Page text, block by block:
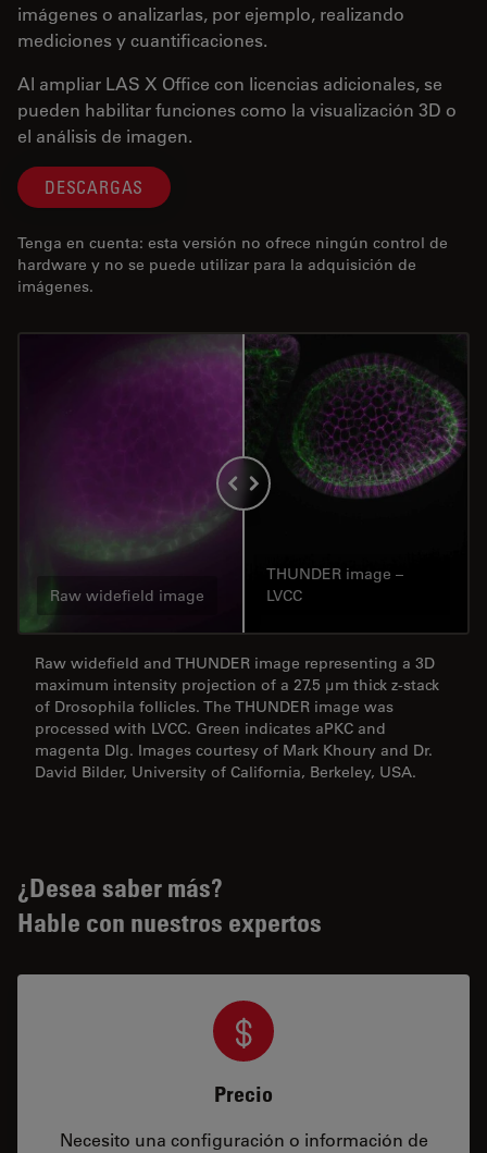
imágenes o analizarlas, por ejemplo, realizando
mediciones y cuantificaciones.
Al ampliar LAS X Office con licencias adicionales, se
pueden habilitar funciones como la visualización 3D o
el análisis de imagen.
DESCARGAS
Tenga en cuenta: esta versión no ofrece ningún control de
hardware y no se puede utilizar para la adquisición de
imágenes.
Raw widefield image
THUNDER image –
LVCC
Raw widefield and THUNDER image representing a 3D
maximum intensity projection of a 27.5 μm thick z-stack
of Drosophila follicles. The THUNDER image was
processed with LVCC. Green indicates aPKC and
magenta Dlg. Images courtesy of Mark Khoury and Dr.
David Bilder, University of California, Berkeley, USA.
¿Desea saber más?
Hable con nuestros expertos
Precio
Necesito una configuración o información de